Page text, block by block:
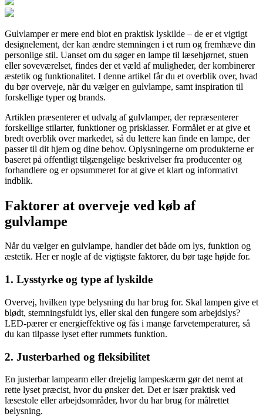
Gulvlamper er mere end blot en praktisk lyskilde – de er et vigtigt
designelement, der kan ændre stemningen i et rum og fremhæve din
personlige stil. Uanset om du søger en lampe til læsehjørnet, stuen
eller soveværelset, findes der et væld af muligheder, der kombinerer
æstetik og funktionalitet. I denne artikel får du et overblik over, hvad
du bør overveje, når du vælger en gulvlampe, samt inspiration til
forskellige typer og brands.
Artiklen præsenterer et udvalg af gulvlamper, der repræsenterer
forskellige stilarter, funktioner og prisklasser. Formålet er at give et
bredt overblik over markedet, så du lettere kan finde en lampe, der
passer til dit hjem og dine behov. Oplysningerne om produkterne er
baseret på offentligt tilgængelige beskrivelser fra producenter og
forhandlere og er opsummeret for at give et klart og informativt
indblik.
Faktorer at overveje ved køb af
gulvlampe
Når du vælger en gulvlampe, handler det både om lys, funktion og
æstetik. Her er nogle af de vigtigste faktorer, du bør tage højde for.
1. Lysstyrke og type af lyskilde
Overvej, hvilken type belysning du har brug for. Skal lampen give et
blødt, stemningsfuldt lys, eller skal den fungere som arbejdslys?
LED-pærer er energieffektive og fås i mange farvetemperaturer, så
du kan tilpasse lyset efter rummets funktion.
2. Justerbarhed og fleksibilitet
En justerbar lampearm eller drejelig lampeskærm gør det nemt at
rette lyset præcist, hvor du ønsker det. Det er især praktisk ved
læsestole eller arbejdsområder, hvor du har brug for målrettet
belysning.